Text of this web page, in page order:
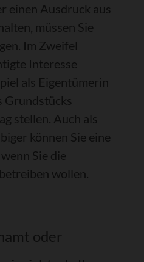
einen Ausdruck aus
müssen Sie
Im Zweifel
Interesse
als Eigentümerin
Grundstücks
stellen. Auch als
können Sie eine
Sie die
wollen.
oder